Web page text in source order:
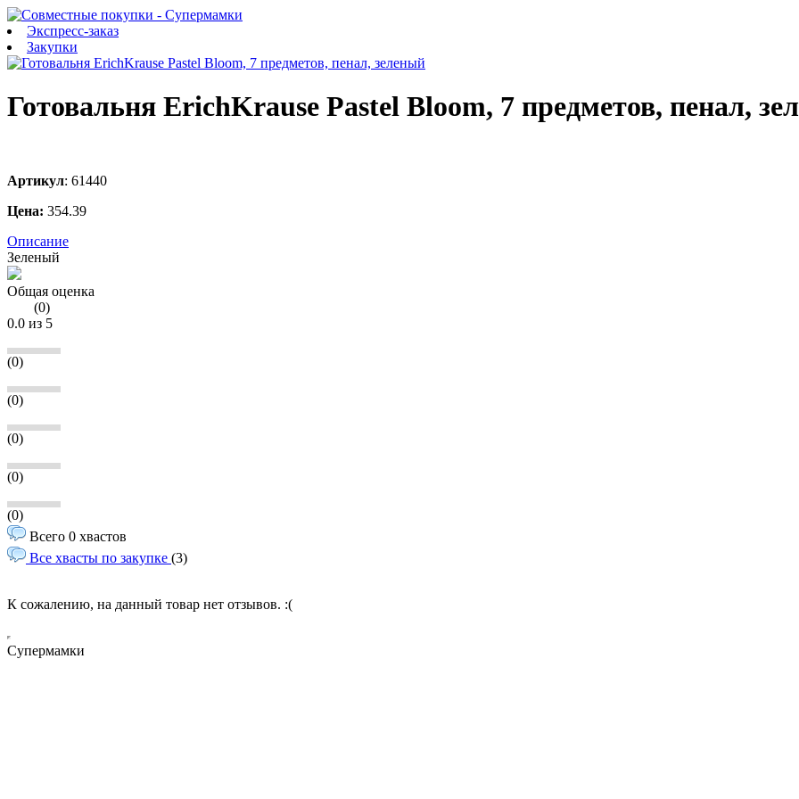
Экспресс-заказ
Закупки
Готовальня ErichKrause Pastel Bloom, 7 предметов, пенал,
Артикул: 61440
Цена: 354.39
Описание
Зеленый
Общая оценка
(0)
0.0 из 5
(0)
(0)
(0)
(0)
(0)
Всего 0 хвастов
Все хвасты по закупке (3)
К сожалению, на данный товар нет отзывов. :(
Супермамки